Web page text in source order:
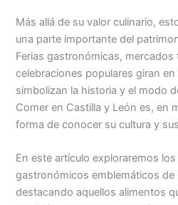
Más allá de su valor culinario,
una parte importante del
Ferias gastronómicas, mercados
celebraciones populares giran
simbolizan la historia y el modo
Comer en Castilla y León es, en
forma de conocer su cultura y
En este artículo exploraremos
gastronómicos emblemáticos de
destacando aquellos alimentos